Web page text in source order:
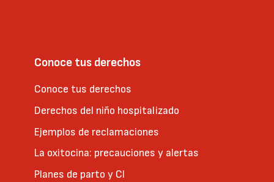
Conoce tus derechos
Conoce tus derechos
Derechos del niño hospitalizado
Ejemplos de reclamaciones
La oxitocina: precauciones y alertas
Planes de parto y CI